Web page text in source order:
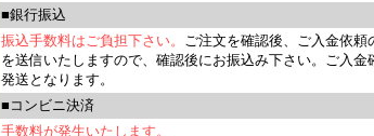
■銀行振込
振込手数料はご負担下さい。 ご注文を確認後、ご入金依頼
を送信いたしますので、確認後にお振込み下さい。ご入金
発送となります。
■コンビニ決済
手数料が発生いたします。